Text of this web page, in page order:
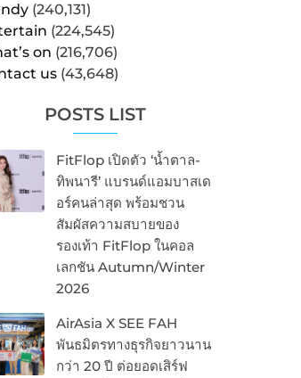
(240,131)
(224,545)
on (216,706)
us (43,648)
POSTS LIST
FitFlop เปิดตัว ‘น้ำตาล-
ทิพนารี’ แบรนด์แอมบาสเด
อร์คนล่าสุด พร้อมชวน
สัมผัสความสบายของ
รองเท้า FitFlop ในคอล
เลกชัน Autumn/Winter
2026
AirAsia X SEE FAH
พันธมิตรทางธุรกิจยาวนาน
กว่า 20 ปี ต่อยอดเสิร์ฟ